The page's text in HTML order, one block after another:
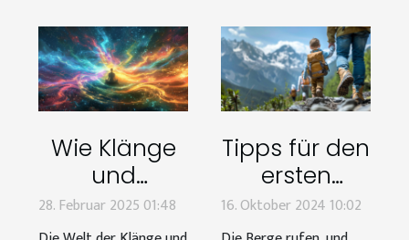
Wie Klänge
und
energetische
Heilung das
28. Februar 2025 01:48
Tipps für den
ersten
Ausflug ins
Gebirge mit
16. Oktober 2024 10:02